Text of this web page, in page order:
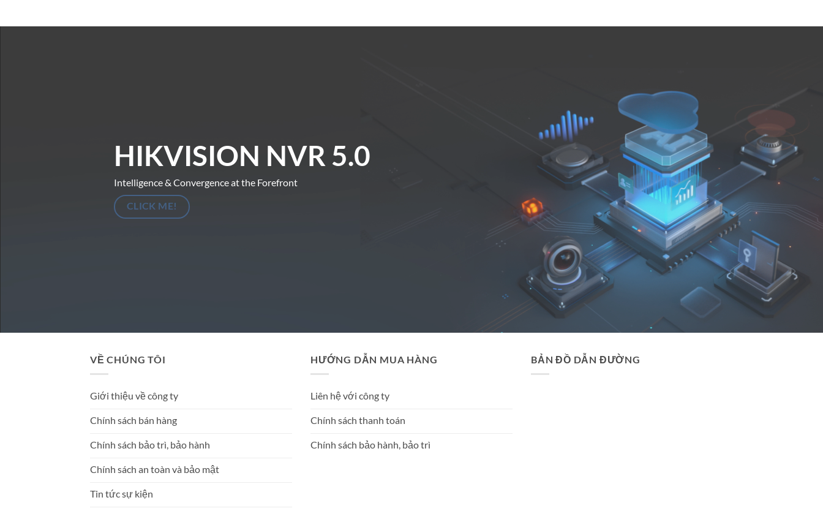
HIKVISION NVR 5.0
Intelligence & Convergence at the Forefront
CLICK ME!
VỀ CHÚNG TÔI
Giới thiệu về công ty
Chính sách bán hàng
Chính sách bảo trì, bảo hành
Chính sách an toàn và bảo mật
Tin tức sự kiện
HƯỚNG DẪN MUA HÀNG
Liên hệ với công ty
Chính sách thanh toán
Chính sách bảo hành, bảo trì
BẢN ĐỒ DẪN ĐƯỜNG